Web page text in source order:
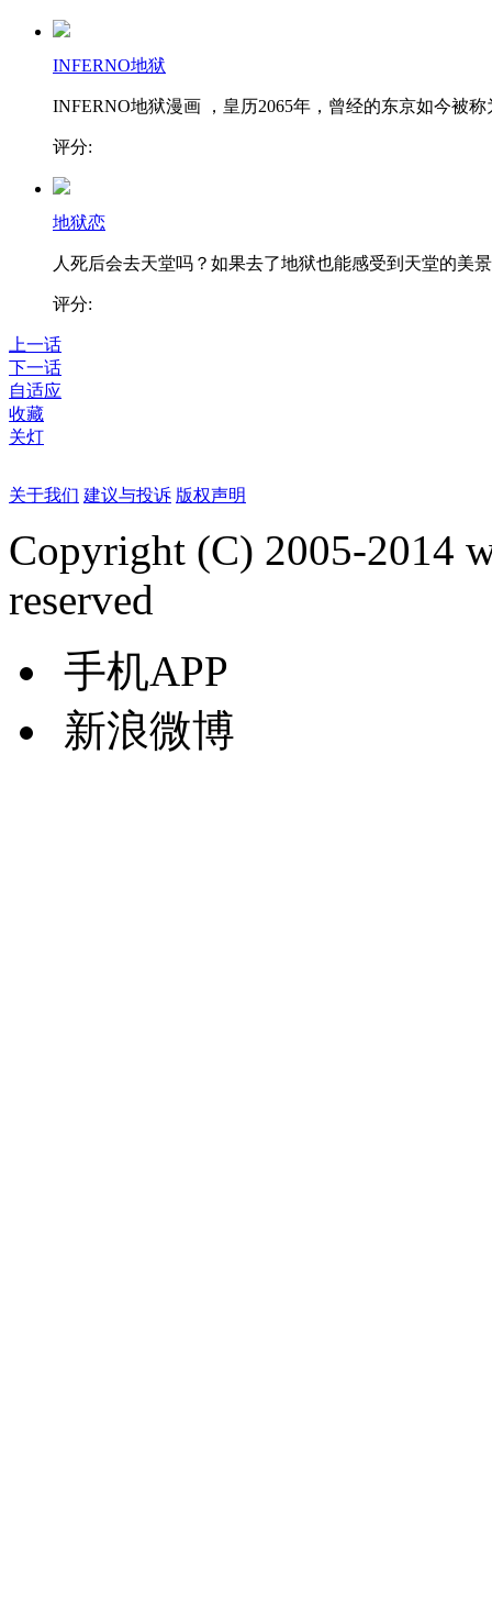
INFERNO地狱
INFERNO地狱漫画 ，皇历2065年，曾经的东京如今被称
评分:
地狱恋
人死后会去天堂吗？如果去了地狱也能感受到天堂的美
评分:
上一话
下一话
自适应
收藏
关灯
关于我们 建议与投诉 版权声明
Copyright (C) 2005-2014
reserved
手机APP
新浪微博